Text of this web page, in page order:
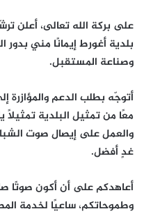
على بركة الله تعالى، أعلن
بلدية أغورط إيمانًا مني بدور
وصناعة المستقبل.
أتوجّه بطلب الدعم والمؤازرة
معًا من تمثيل البلدية
والعمل على إيصال صوت
غدٍ أفضل.
أعاهدكم على أن أكون صوتًا
وطموحاتكم، ساعيًا لخدمة